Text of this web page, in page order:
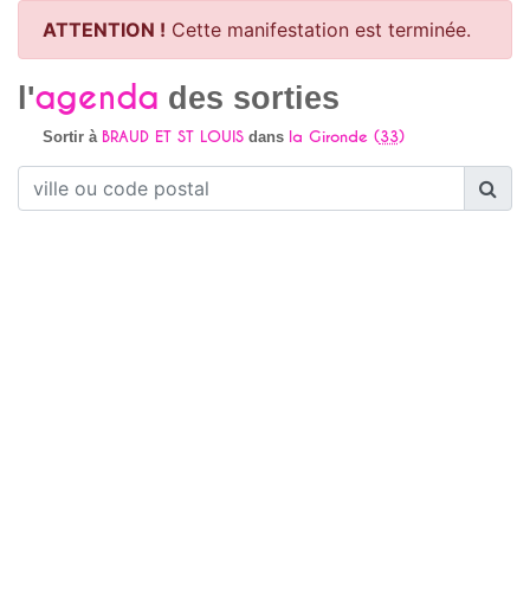
ATTENTION ! Cette manifestation est terminée.
l'agenda des sorties
Sortir à BRAUD ET ST LOUISdans la Gironde (33)